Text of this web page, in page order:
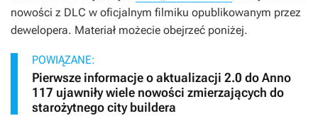
nowości z DLC w oficjalnym filmiku opublikowanym przez
dewelopera. Materiał możecie obejrzeć poniżej.
POWIĄZANE:
Pierwsze informacje o aktualizacji 2.0 do Anno
117 ujawniły wiele nowości zmierzających do
starożytnego city buildera